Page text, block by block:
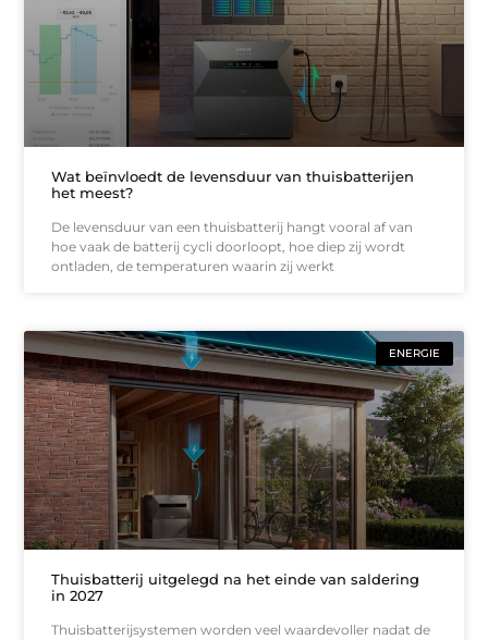
Wat beïnvloedt de levensduur van thuisbatterijen
het meest?
De levensduur van een thuisbatterij hangt vooral af van
hoe vaak de batterij cycli doorloopt, hoe diep zij wordt
ontladen, de temperaturen waarin zij werkt
ENERGIE
Thuisbatterij uitgelegd na het einde van saldering
in 2027
Thuisbatterijsystemen worden veel waardevoller nadat de